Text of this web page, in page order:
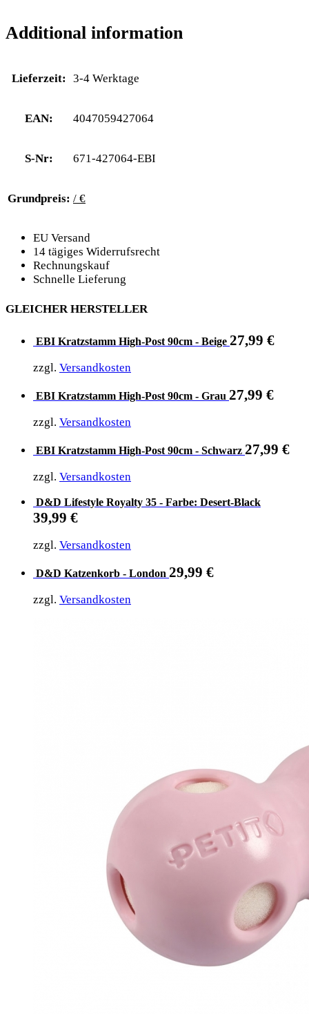
Additional information
Lieferzeit: 3-4 Werktage
EAN: 4047059427064
S-Nr: 671-427064-EBI
Grundpreis: / €
EU Versand
14 tägiges Widerrufsrecht
Rechnungskauf
Schnelle Lieferung
GLEICHER HERSTELLER
EBI Kratzstamm High-Post 90cm - Beige 27,99 €
zzgl. Versandkosten
EBI Kratzstamm High-Post 90cm - Grau 27,99 €
zzgl. Versandkosten
EBI Kratzstamm High-Post 90cm - Schwarz 27,99 €
zzgl. Versandkosten
D&D Lifestyle Royalty 35 - Farbe: Desert-Black
39,99 €
zzgl. Versandkosten
D&D Katzenkorb - London 29,99 €
zzgl. Versandkosten